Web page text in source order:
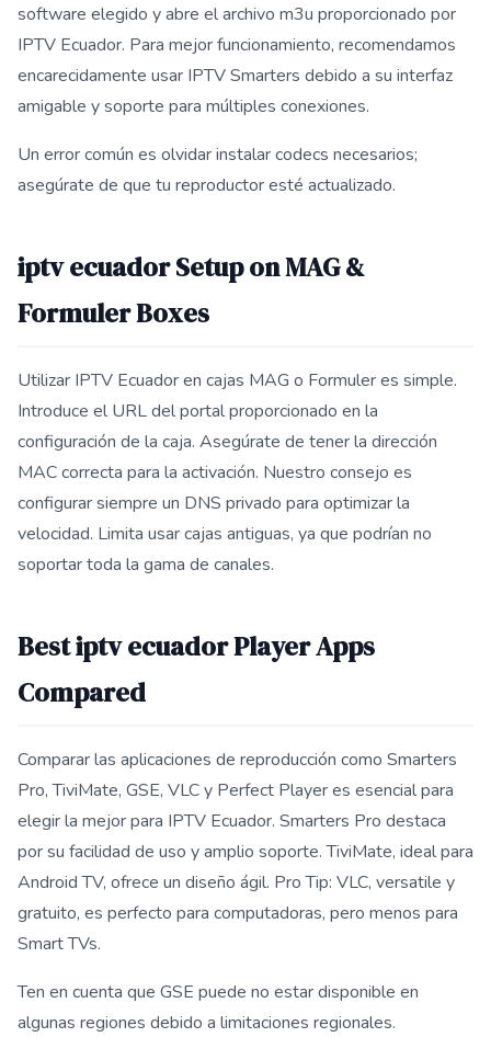
software elegido y abre el archivo m3u proporcionado por
IPTV Ecuador. Para mejor funcionamiento, recomendamos
encarecidamente usar IPTV Smarters debido a su interfaz
amigable y soporte para múltiples conexiones.
Un error común es olvidar instalar codecs necesarios;
asegúrate de que tu reproductor esté actualizado.
iptv ecuador Setup on MAG &
Formuler Boxes
Utilizar IPTV Ecuador en cajas MAG o Formuler es simple.
Introduce el URL del portal proporcionado en la
configuración de la caja. Asegúrate de tener la dirección
MAC correcta para la activación. Nuestro consejo es
configurar siempre un DNS privado para optimizar la
velocidad. Limita usar cajas antiguas, ya que podrían no
soportar toda la gama de canales.
Best iptv ecuador Player Apps
Compared
Comparar las aplicaciones de reproducción como Smarters
Pro, TiviMate, GSE, VLC y Perfect Player es esencial para
elegir la mejor para IPTV Ecuador. Smarters Pro destaca
por su facilidad de uso y amplio soporte. TiviMate, ideal para
Android TV, ofrece un diseño ágil. Pro Tip: VLC, versatile y
gratuito, es perfecto para computadoras, pero menos para
Smart TVs.
Ten en cuenta que GSE puede no estar disponible en
algunas regiones debido a limitaciones regionales.